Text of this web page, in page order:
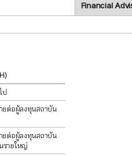
Financial
ป
ยต่อผู้ลงทุนสถาบัน
ยต่อผู้ลงทุนสถาบัน
รายใหญ่